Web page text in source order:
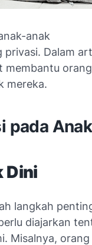
anak
Dalam
membantu
mereka.
pada
Dini
langkah
diajarkan
Misalnya, orang